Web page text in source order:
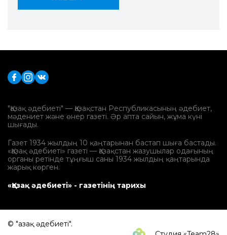
"Қазақ әдебиеті" — Қазақстан Республикасының әдебиет,
мәдениет және өнер газеті. Әр апта сайын, жұма күні
шығады.
Газет 1934 жылдың 10 қаңтарынан бастап шыға бастады.
«Қазақ әдебиеті» газеті — Қазақстан жазушылар одағының
органы ретінде тұңғыш саны 1934 жылдың қаңтарында
жарық көрген.
«Қазақ әдебиеті» - газетінің тарихы
© "Қазақ әдебиеті".